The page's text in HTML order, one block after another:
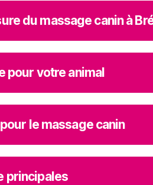
du massage canin à
pour votre animal
le massage canin
principales